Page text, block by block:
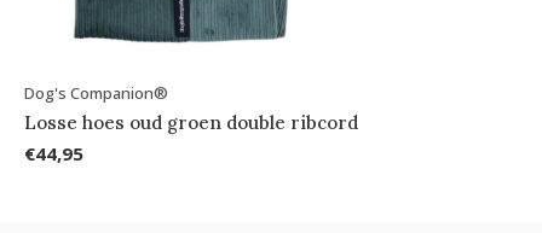
Dog's Companion®
Losse hoes oud groen double ribcord
€44,95